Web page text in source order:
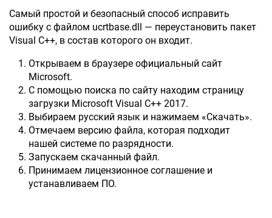
Самый простой и безопасный способ исправить
ошибку с файлом ucrtbase.dll — переустановить пакет
Visual С++, в состав которого он входит.
Открываем в браузере официальный сайт
Microsoft.
С помощью поиска по сайту находим страницу
загрузки Microsoft Visual C++ 2017.
Выбираем русский язык и нажимаем «Скачать».
Отмечаем версию файла, которая подходит
нашей системе по разрядности.
Запускаем скачанный файл.
Принимаем лицензионное соглашение и
устанавливаем ПО.